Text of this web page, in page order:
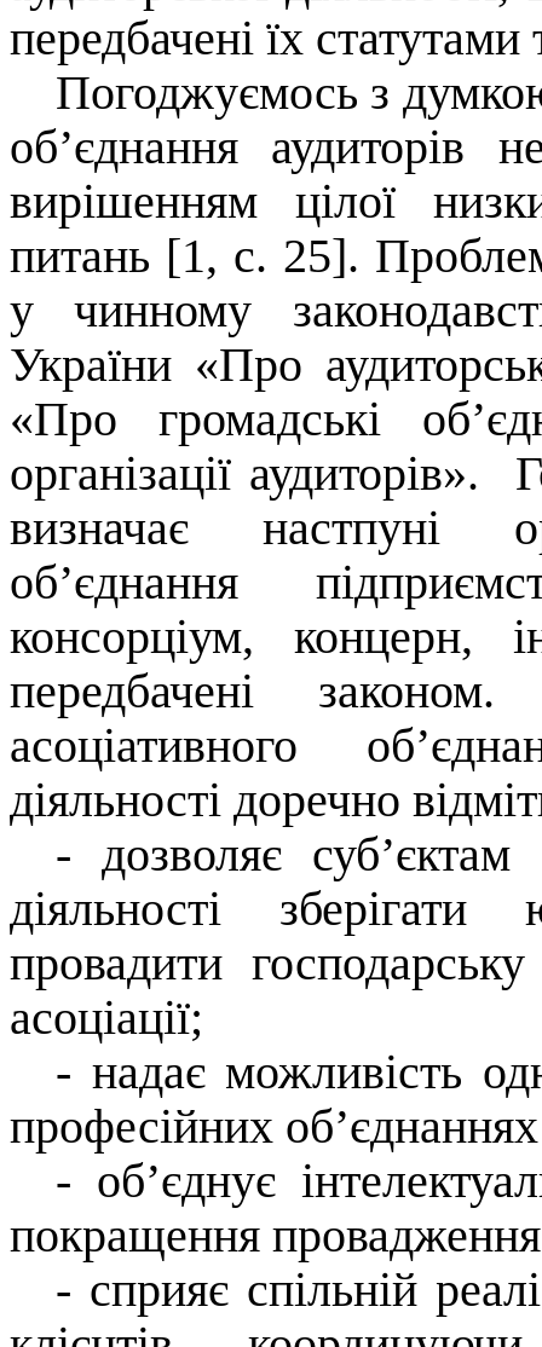
передбачені їх
Погоджуємось з
об’єднання аудиторів
вирішенням цілої
питань [1, с. 25].
у чинному
України «Про
«Про громадські
організації аудиторів».
визначає настпуні
об’єднання
консорціум, концерн,
передбачені
асоціативного
діяльності доречно
- дозволяє суб’єктам
діяльності
провадити
асоціації;
- надає можливість
професійних об’єднаннях
- об’єднує
покращення провадження
- сприяє спільній